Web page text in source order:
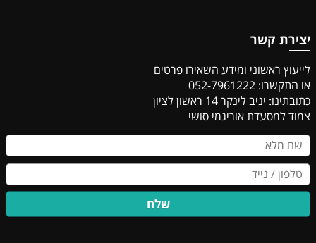
יצירת קשר
לייעוץ ראשוני ומידע השאירו פרטים
או התקשרו: 052-7961222
כתובתינו: יניב לינקר 14 ראשון לציון
​​​​​​​צמוד למסעדת אוריגמי סושי
שלח